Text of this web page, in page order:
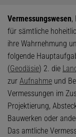
Vermessungswesen,
für sämtliche
ihre Wahrnehmung
folgende
(Geodäsie) 2. die
zur Aufnahme und
Vermessungen im
Projektierung,
Bauwerken oder
Das amtliche